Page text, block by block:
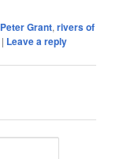
Peter Grant,rivers of
| Leave a reply